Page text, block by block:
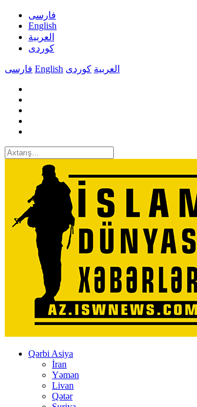
فارسی
English
العربیة
کوردی
فارسی English العربیة کوردی
Qərbi Asiya
İran
Yəmən
Livan
Qətər